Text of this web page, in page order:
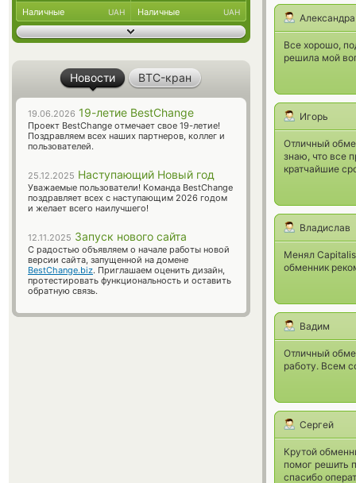
Александра
Все хорошо,
решила мой
Игорь
Отличный
знаю, что все
кратчайшие
Владислав
Менял
обменник
Вадим
Отличный
работу. Всем
Сергей
Крутой
помог решить
спасибо
Наличные UAH Наличные UAH
Новости BTC-кран
19.06.2026 19-летие BestChange
Проект BestChange отмечает свое 19-летие!
Поздравляем всех наших партнеров, коллег и
пользователей.
25.12.2025 Наступающий Новый год
Уважаемые пользователи! Команда BestChange
поздравляет всех с наступающим 2026 годом
и желает всего наилучшего!
12.11.2025 Запуск нового сайта
С радостью объявляем о начале работы новой
версии сайта, запущенной на домене
BestChange.biz. Приглашаем оценить дизайн,
протестировать функциональность и оставить
обратную связь.